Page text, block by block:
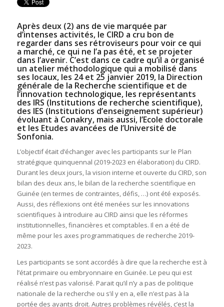
Après deux (2) ans de vie marquée par
d’intenses activités, le CIRD a cru bon de
regarder dans ses rétroviseurs pour voir ce qui
a marché, ce qui ne l’a pas été, et se projeter
dans l’avenir. C’est dans ce cadre qu’il a organisé
un atelier méthodologique qui a mobilisé dans
ses locaux, les 24 et 25 janvier 2019, la Direction
générale de la Recherche scientifique et de
l’innovation technologique, les représentants
des IRS (Institutions de recherche scientifique),
des IES (Institutions d’enseignement supérieur)
évoluant à Conakry, mais aussi, l’Ecole doctorale
et les Etudes avancées de l’Université de
Sonfonia.
L’objectif était d’échanger avec les participants sur le Plan
stratégique quinquennal (2019-2023 en élaboration) du CIRD.
Durant les deux jours, la vision interne et ouverte du CIRD, son
bilan des deux ans, le bilan de la recherche scientifique en
Guinée (en termes de contraintes, défis, …) ont été exposés.
Aussi, des réflexions ont été menées sur les innovations
scientifiques à introduire au CIRD ainsi que les réformes
institutionnelles, financières et comptables. Il en a été de
même pour les axes programmatiques de recherche 2019-
2023.
Les participants se sont accordés à dire que la recherche est à
l’état primaire ou embryonnaire en Guinée. Le peu qui est
réalisé n’est pas valorisé. Parait qu’il n’y a pas de politique
nationale de la recherche ou s’il y en a, elle n’est pas à la
portée des ayants droit. Autres problèmes révélés, c’est la